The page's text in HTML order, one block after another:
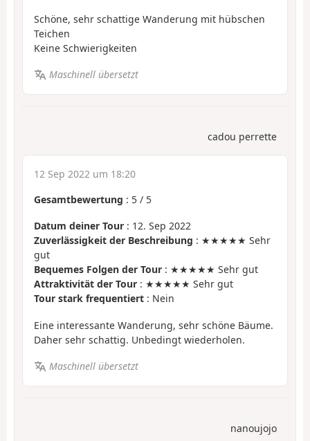
Schöne, sehr schattige Wanderung mit hübschen
Teichen
Keine Schwierigkeiten
Maschinell übersetzt
cadou perrette
12 Sep 2022 um 18:20
Gesamtbewertung : 5 / 5
Datum deiner Tour : 12. Sep 2022
Zuverlässigkeit der Beschreibung : ★★★★★ Sehr
gut
Bequemes Folgen der Tour : ★★★★★ Sehr gut
Attraktivität der Tour : ★★★★★ Sehr gut
Tour stark frequentiert : Nein
Eine interessante Wanderung, sehr schöne Bäume.
Daher sehr schattig. Unbedingt wiederholen.
Maschinell übersetzt
nanoujojo